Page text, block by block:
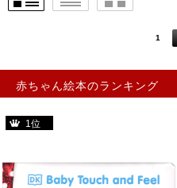
1
赤ちゃん絵本のランキング
1位